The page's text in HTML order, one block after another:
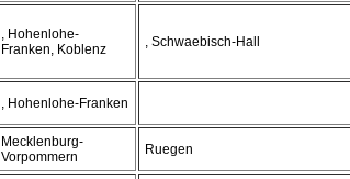
, Hohenlohe-
Franken, Koblenz
, Schwaebisch-Hall
, Hohenlohe-Franken
Mecklenburg-
Vorpommern
Ruegen